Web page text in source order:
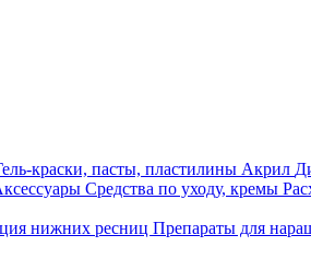
краски, пасты, пластилины Акрил
Средства по уходу, кремы
нижних ресниц Препараты для